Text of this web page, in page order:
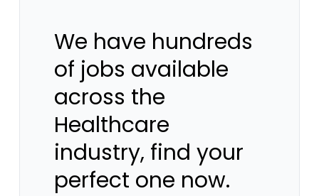
We have hundreds
of jobs available
across the
Healthcare
industry, find your
perfect one now.